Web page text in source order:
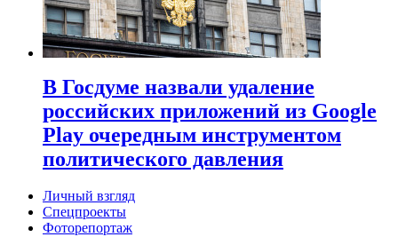
В Госдуме назвали удаление
российских приложений из Google
Play очередным инструментом
политического давления
Личный взгляд
Спецпроекты
Фоторепортаж